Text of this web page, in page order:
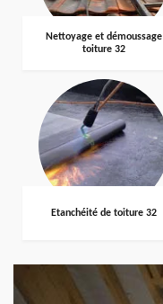
Nettoyage et démoussage
toiture 32
Etanchéité de toiture 32